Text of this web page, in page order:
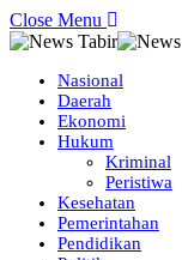
Close Menu
Nasional
Daerah
Ekonomi
Hukum
Kriminal
Peristiwa
Kesehatan
Pemerintahan
Pendidikan